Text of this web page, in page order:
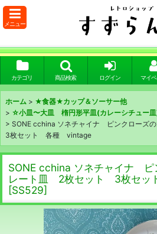
メニュー
カテゴリ 商品検索 ログイン マイ
ホーム > ★食器★カップ＆ソーサー他
> ☆小皿〜大皿 楕円形平皿(カレーシチュー
> SONE cchina ソネチャイナ ピンクローズ
3枚セット 各種 vintage
SONE cchina ソネチャイナ ピ
レート皿 2枚セット 3枚セ
[SS529]